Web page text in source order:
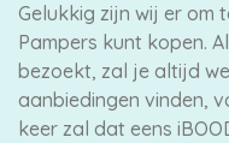
Gelukkig zijn wij er
Pampers kunt kopen.
bezoekt, zal je altijd wel
aanbiedingen vinden,
keer zal dat eens